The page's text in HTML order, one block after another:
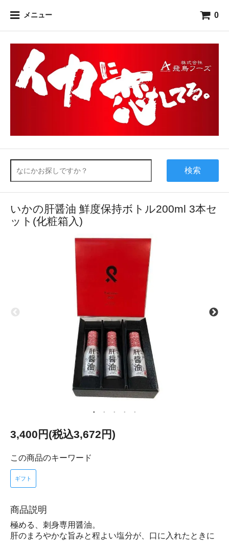
メニュー 0
検索
いかの肝醤油 鮮度保持ボトル200ml 3本セ
ット(化粧箱入)
3,400円(税込3,672円)
この商品のキーワード
ギフト
商品説明
極める、刺身専用醤油。
肝のまろやかな旨みと程よい塩分が、口に入れたときに